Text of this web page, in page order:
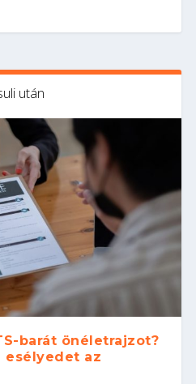
után
barát önéletrajzot?
esélyedet az